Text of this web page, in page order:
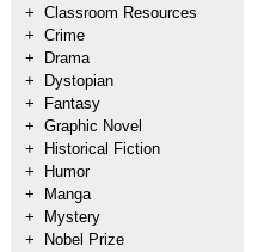
+ Classroom Resources
+ Crime
+
Drama
+
Dystopian
+
Fantasy
+ Graphic Novel
+
Historical Fiction
+
Humor
+
Manga
+
Mystery
+
Nobel Prize